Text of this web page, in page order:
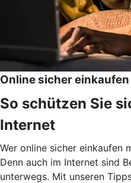
Online sicher einkaufen
So schützen Sie
Internet
Wer online sicher einkaufen
Denn auch im Internet sind
unterwegs. Mit unseren